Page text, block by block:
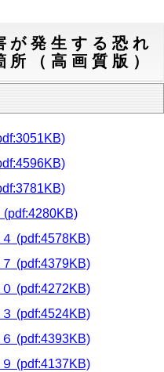
が発生する恐れ
所（高画質版）
(pdf:4280KB)
(pdf:4578KB)
(pdf:4379KB)
(pdf:4272KB)
(pdf:4524KB)
(pdf:4393KB)
(pdf:4137KB)